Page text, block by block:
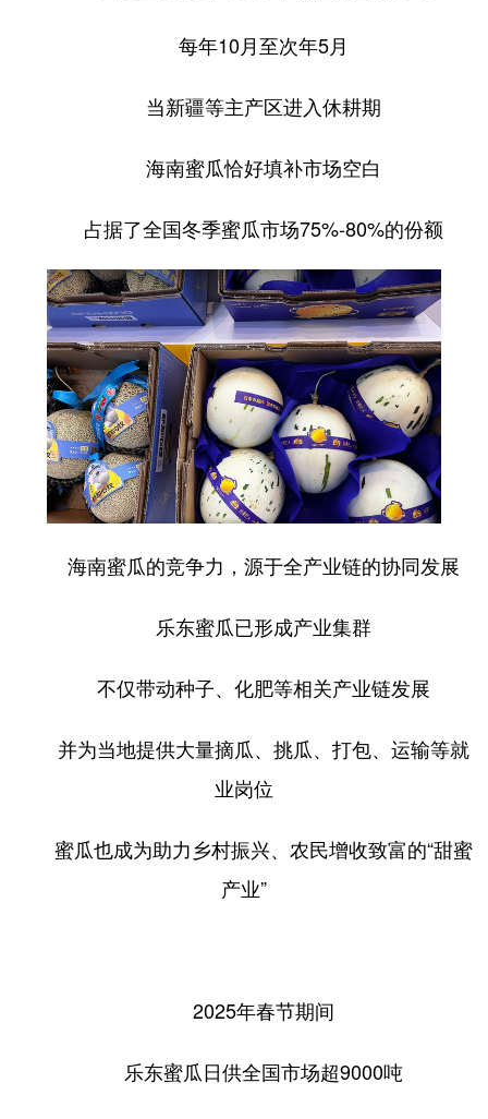
每年10月至次年5月
当新疆等主产区进入休耕期
海南蜜瓜恰好填补市场空白
占据了全国冬季蜜瓜市场75%-80%的份额
海南蜜瓜的竞争力，源于全产业链的协同发展
乐东蜜瓜已形成产业集群
不仅带动种子、化肥等相关产业链发展
并为当地提供大量摘瓜、挑瓜、打包、运输等就
业岗位
蜜瓜也成为助力乡村振兴、农民增收致富的“甜蜜
产业”
2025年春节期间
乐东蜜瓜日供全国市场超9000吨